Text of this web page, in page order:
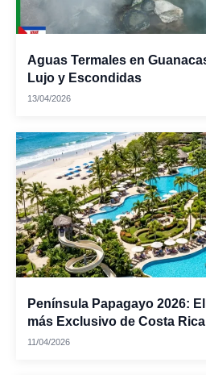
Arroz de maíz:
Mazamorra:
Tamales de
cerdo:
Aguas Termales en
Lujo y Escondidas
13/04/2026
Península Papagayo 2026:
más Exclusivo de Costa Rica
11/04/2026